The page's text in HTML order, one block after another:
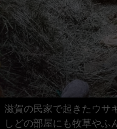
滋賀の民家で起きたウサ
しどの部屋にも牧草やふ